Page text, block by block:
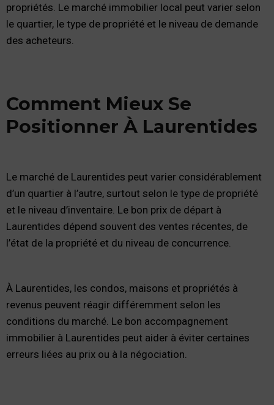
propriétés. Le marché immobilier local peut varier selon
le quartier, le type de propriété et le niveau de demande
des acheteurs.
Comment Mieux Se
Positionner À Laurentides
Le marché de Laurentides peut varier considérablement
d’un quartier à l’autre, surtout selon le type de propriété
et le niveau d’inventaire. Le bon prix de départ à
Laurentides dépend souvent des ventes récentes, de
l’état de la propriété et du niveau de concurrence.
À Laurentides, les condos, maisons et propriétés à
revenus peuvent réagir différemment selon les
conditions du marché. Le bon accompagnement
immobilier à Laurentides peut aider à éviter certaines
erreurs liées au prix ou à la négociation.